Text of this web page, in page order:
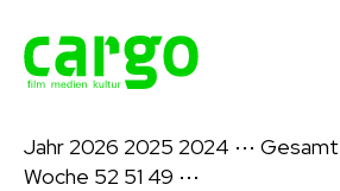
Jahr 2026 2025 2024 ⋯ Gesamt
Woche 52 51 49 ⋯